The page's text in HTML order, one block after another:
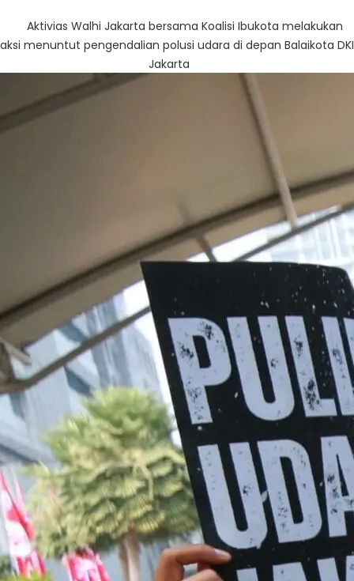
Aktivias Walhi Jakarta bersama Koalisi Ibukota melakukan
aksi menuntut pengendalian polusi udara di depan Balaikota DKI
Jakarta